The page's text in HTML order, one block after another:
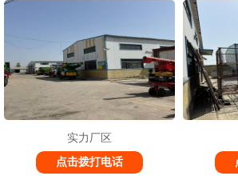
实力厂区
点击拨打电话